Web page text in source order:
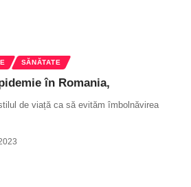
SĂNĂTATE
în Romania,
de viață ca să evităm îmbolnăvirea